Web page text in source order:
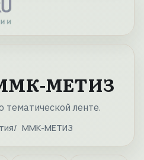
МЕТИЗ
тематической ленте.
ММК-МЕТИЗ